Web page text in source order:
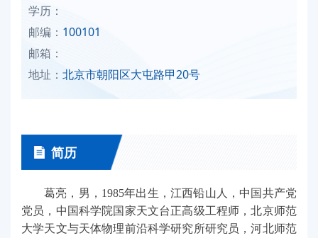
学历：
邮编： 100101
邮箱：
地址： 北京市朝阳区大屯路甲20号
简历
葛亮，男，1985年出生，江西铅山人，中国共产党
党员，中国科学院国家天文台正高级工程师，北京师范
大学天文与天体物理前沿科学研究所研究员，河北师范